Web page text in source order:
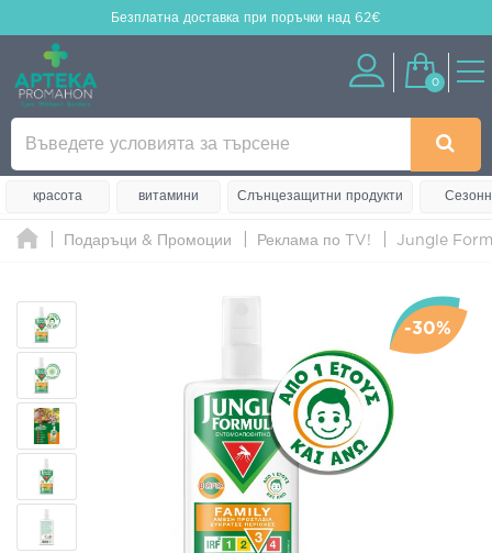
Безплатна доставка при поръчки над 62€
0
красота витамини Слънцезащитни продукти
Подаръци & Промоции Реклама по TV! Jungle
-30%